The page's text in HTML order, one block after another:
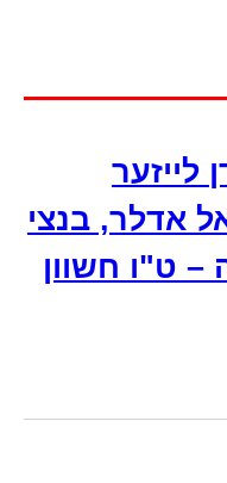
לייזער
אדלר, בנצי
– ט"ו חשוון